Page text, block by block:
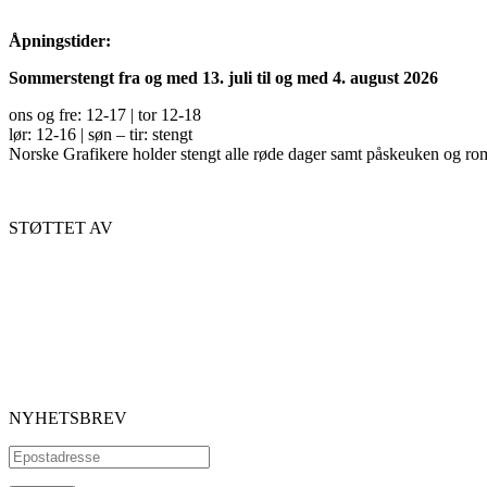
Åpningstider:
Sommerstengt fra og med 13. juli til og med 4. august 2026
ons og fre: 12-17 | tor 12-18
lør: 12-16 | søn – tir: stengt
Norske Grafikere holder stengt alle røde dager samt påskeuken og
STØTTET AV
NYHETSBREV